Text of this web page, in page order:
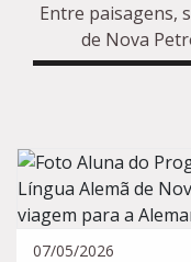
Entre paisagens,
de Nova
07/05/2026